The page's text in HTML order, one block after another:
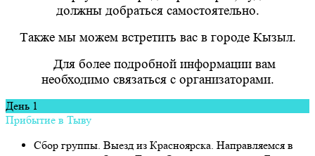
должны добраться самостоятельно.
Также мы можем встретить вас в городе Кызыл.
Для более подробной информации вам
необходимо связаться с организаторами.
День 1
Прибытие в Тыву
Сбор группы. Выезд из Красноярска. Направляемся в